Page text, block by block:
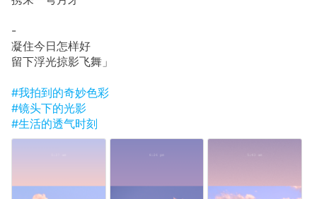
-
凝住今日怎样好
留下浮光掠影飞舞」
#我拍到的奇妙色彩
#镜头下的光影
#生活的透气时刻